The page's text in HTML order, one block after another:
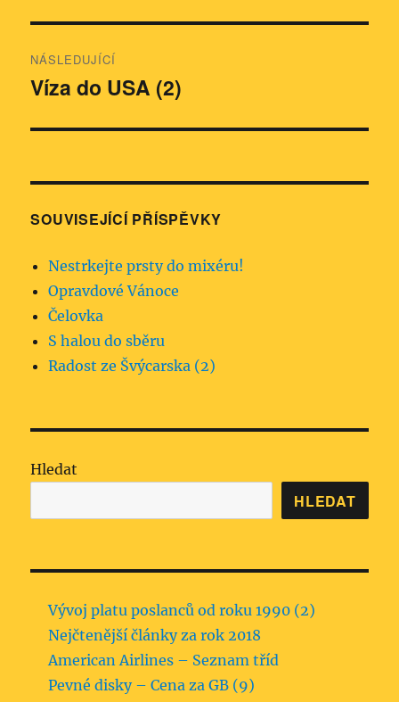
NÁSLEDUJÍCÍ
Následující
Víza do USA (2)
SOUVISEJÍCÍ PŘÍSPĚVKY
Nestrkejte prsty do mixéru!
Opravdové Vánoce
Čelovka
S halou do sběru
Radost ze Švýcarska (2)
Hledat
HLEDAT
Vývoj platu poslanců od roku 1990 (2)
Nejčtenější články za rok 2018
American Airlines – Seznam tříd
Pevné disky – Cena za GB (9)